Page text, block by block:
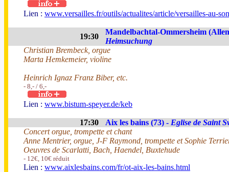
Lien : www.versailles.fr/outils/actualites/article/versailles-au-
19:30
Mandelbachtal-Ommersheim
Heimsuchung
Christian Brembeck, orgue
Marta Hemkemeier, violine
Heinrich Ignaz Franz Biber, etc.
- 8,- / 6,-
Lien : www.bistum-speyer.de/keb
17:30 Aix les bains (73) - Eglise de Saint
Concert orgue, trompette et chant
Anne Mentrier, orgue, J-F Raymond, trompette et Sophie
Oeuvres de Scarlatti, Bach, Haendel, Buxtehude
- 12€, 10€ réduit
Lien : www.aixlesbains.com/fr/ot-aix-les-bains.html